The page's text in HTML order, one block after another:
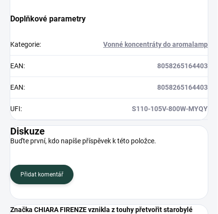
Doplňkové parametry
Kategorie: Vonné koncentráty do aromalamp
EAN: 8058265164403
EAN: 8058265164403
UFI: S110-105V-800W-MYQY
Diskuze
Buďte první, kdo napíše příspěvek k této položce.
Přidat komentář
Značka CHIARA FIRENZE vznikla z touhy přetvořit starobylé